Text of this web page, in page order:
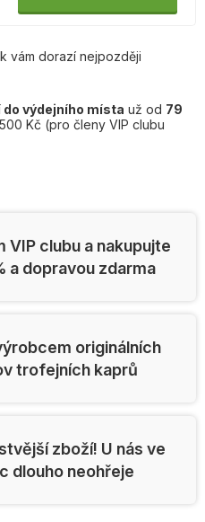
vám dorazí nejpozději
do výdejního místa už od 79
Kč (pro členy VIP clubu
VIP clubu a nakupujte
a dopravou zdarma
originálních
trofejních kaprů
zboží! U nás ve
dlouho neohřeje